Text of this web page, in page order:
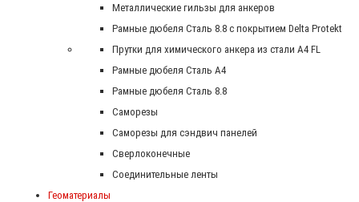
Металлические гильзы для анкеров
Рамные дюбеля Сталь 8.8 с покрытием Delta Protekt
Прутки для химического анкера из стали А4 FL
Рамные дюбеля Сталь A4
Рамные дюбеля Сталь 8.8
Саморезы
Саморезы для сэндвич панелей
Сверлоконечные
Соединительные ленты
Геоматериалы